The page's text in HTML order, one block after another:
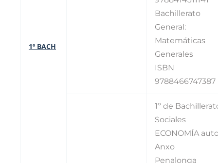
1º BACH
Bachillerato
General:
Matemáticas
Generales
ISBN
9788466747387
1º de
Sociales
ECONOMÍA
Anxo
Penalonga